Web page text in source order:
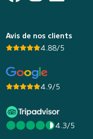
Avis de nos clients
4.88/5
4.9/5
4.3/5